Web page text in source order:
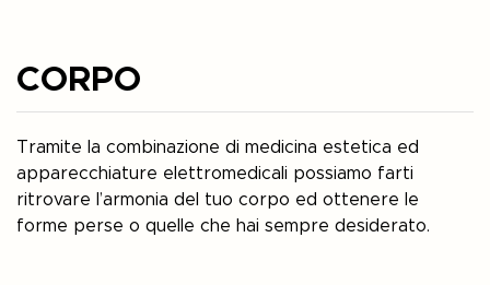
CORPO
Tramite la combinazione di medicina estetica ed
apparecchiature elettromedicali possiamo farti
ritrovare l’armonia del tuo corpo ed ottenere le
forme perse o quelle che hai sempre desiderato.